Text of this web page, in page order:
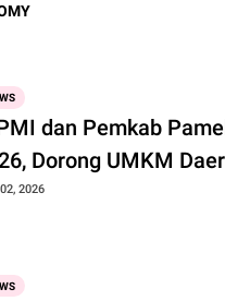
dan Pemkab
Dorong UMKM
2026